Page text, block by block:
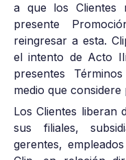
a que los Clientes
presente
reingresar a esta.
el intento de Acto
presentes
medio que considere
Los Clientes liberan
sus filiales,
gerentes,